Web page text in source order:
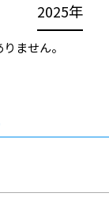
2025年
ません。